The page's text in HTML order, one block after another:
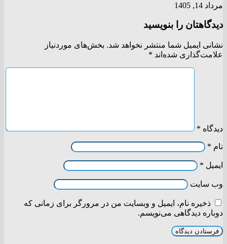
مرداد 14, 1405
دیدگاهتان را بنویسید
نشانی ایمیل شما منتشر نخواهد شد. بخش‌های موردنیاز
علامت‌گذاری شده‌اند *
دیدگاه *
نام *
ایمیل *
وب‌ سایت
ذخیره نام، ایمیل و وبسایت من در مرورگر برای زمانی که
دوباره دیدگاهی می‌نویسم.